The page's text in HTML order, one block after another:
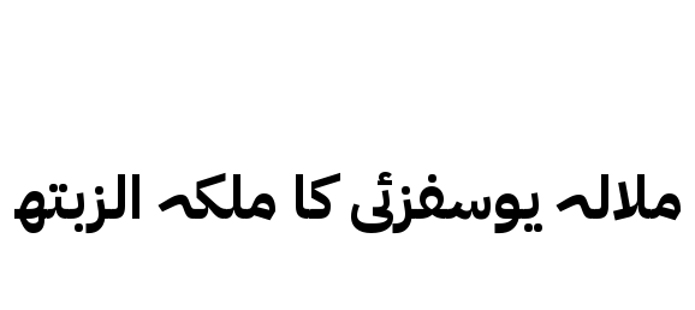
ملالہ یوسفزئی کا ملکہ